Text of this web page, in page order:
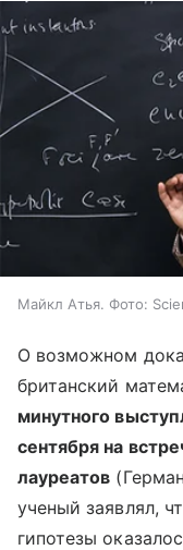
Майкл Атья. Фото:
О возможном
британский
минутного
сентября на
лауреатов
ученый заявлял,
гипотезы